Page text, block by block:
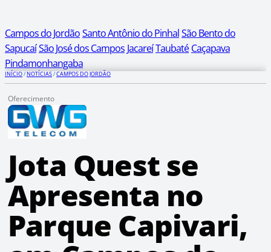
Campos do JordãoSanto Antônio do PinhalSão Bento do
SapucaíSão José dos Campos JacareíTaubaté Caçapava
Pindamonhangaba
INÍCIO/NOTÍCIAS/CAMPOS DO JORDÃO
Oferecimento
Jota Quest se
Apresenta no
Parque Capivari,